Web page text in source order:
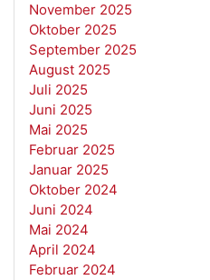
November 2025
Oktober 2025
September 2025
August 2025
Juli 2025
Juni 2025
Mai 2025
Februar 2025
Januar 2025
Oktober 2024
Juni 2024
Mai 2024
April 2024
Februar 2024